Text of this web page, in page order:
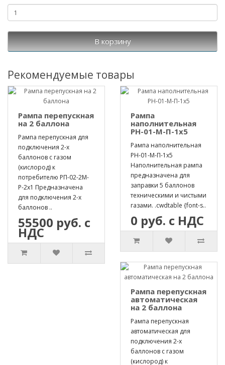
В корзину
Рекомендуемые товары
Рампа перепускная
на 2 баллона
Рампа перепускная для
подключения 2-х
баллонов с газом
(кислород) к
потребителю РП-02-2М-
Р-2х1 Предназначена
для подключения 2-х
баллонов ..
55500 руб. с
НДС
Рампа
наполнительная
РН-01-М-П-1х5
Рампа наполнительная
РН-01-М-П-1х5
Наполнительная рампа
предназначена для
заправки 5 баллонов
техническими и чистыми
газами. .cwdtable {font-s..
0 руб. с НДС
Рампа перепускная
автоматическая
на 2 баллона
Рампа перепускная
автоматическая для
подключения 2-х
баллонов с газом
(кислород) к